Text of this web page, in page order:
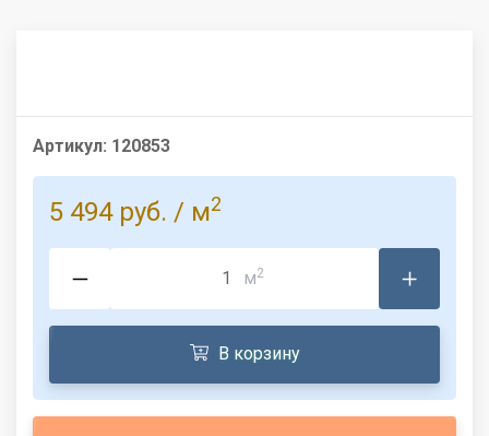
Артикул: 120853
5 494 руб. / м2
м2
В корзину